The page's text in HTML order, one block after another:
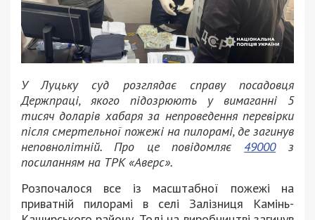
У Луцьку суд розглядає справу посадовця
Держпраці, якого підозрюють у вимаганні 5
тисяч доларів хабаря за непроведення перевірки
після смертельної пожежі на пилорамі, де загинув
неповнолітній. Про це повідомляє49000з
посиланням на ТРК «Аверс».
Розпочалося все із масштабної пожежі на
приватній пилорамі в селі Залізниця Камінь-